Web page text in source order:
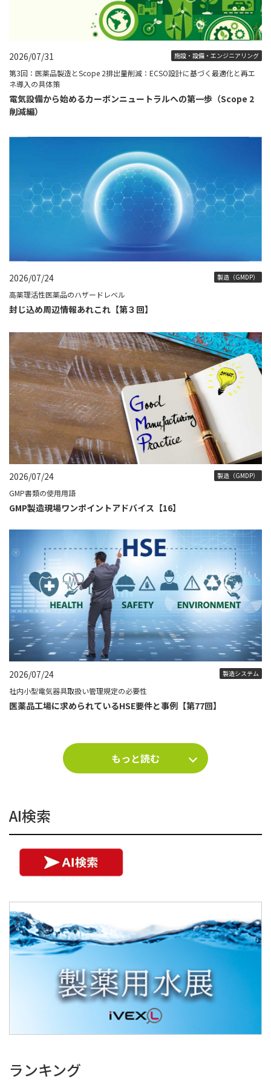
2026/07/31 施設・設備・エンジニアリング
第3回：医薬品製造とScope 2排出量削減：ECSO設計に基づく最適化と再エ
ネ導入の具体策
電気設備から始めるカーボンニュートラルへの第一歩（Scope 2
削減編）
2026/07/24 製造（GMDP）
高薬理活性医薬品のハザードレベル
封じ込め周辺情報あれこれ【第３回】
2026/07/24 製造（GMDP）
GMP書類の使用用語
GMP製造現場ワンポイントアドバイス【16】
2026/07/24 製造システム
社内小型電気器具取扱い管理規定の必要性
医薬品工場に求められているHSE要件と事例【第77回】
もっと読む
AI検索
ランキング